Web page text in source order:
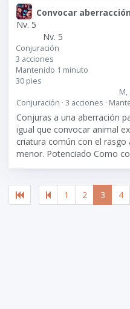
Convocar aberracción
Nv. 5
Nv. 5
Conjuración
3 acciones
Mantenido 1 minuto
30 pies
M,
Conjuración · 3 acciones ·
Conjuras a una aberración
igual que convocar animal
criatura común con el rasgo
menor. Potenciado Como
1 2 3 4